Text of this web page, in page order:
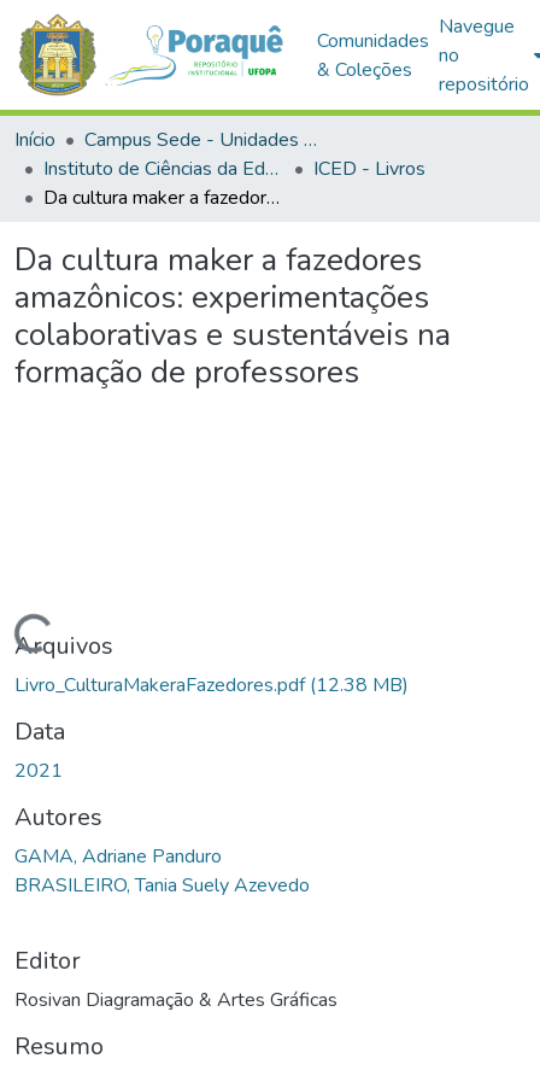
Comunidades
& Coleções
Navegue
no
repositório
Início
Campus Sede - Unidades Acadêmicas
Instituto de Ciências da Educação
ICED - Livros
Da cultura maker a fazedores amazônicos: experimentações colaborativas e sustentáveis na formação de professores
Da cultura maker a fazedores
amazônicos: experimentações
colaborativas e sustentáveis na
formação de professores
Carregando...
Arquivos
Livro_CulturaMakeraFazedores.pdf(12.38 MB)
Data
2021
Autores
GAMA, Adriane Panduro
BRASILEIRO, Tania Suely Azevedo
Editor
Rosivan Diagramação & Artes Gráficas
Resumo